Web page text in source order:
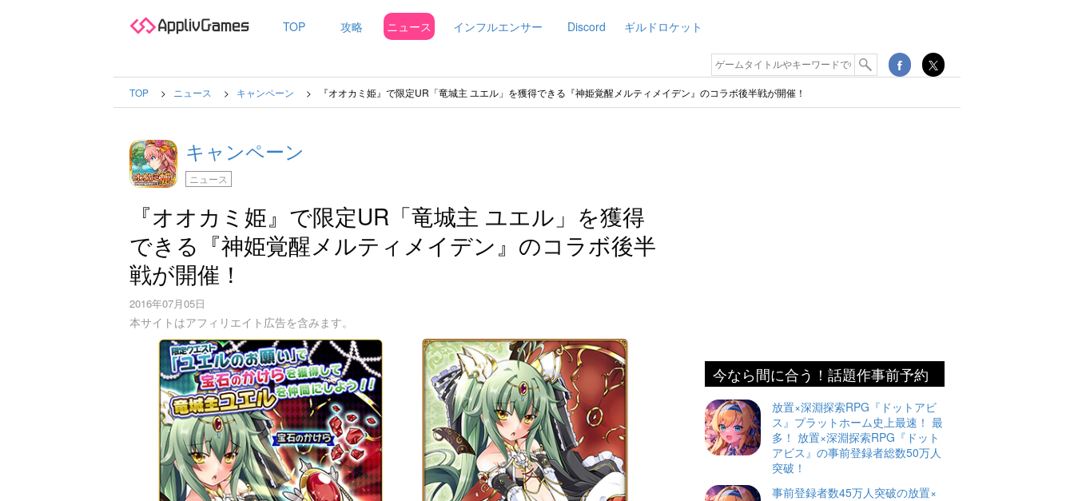
TOP 攻略 ニュース インフルエンサー Discord ギルドロケット
TOP ニュース キャンペーン 『オオカミ姫』で限定UR「竜城主 ユエル」を獲得できる『神姫覚醒メルティメイデン』のコラボ後半戦が開催！
キャンペーン
ニュース
『オオカミ姫』で限定UR「竜城主 ユエル」を獲得
できる『神姫覚醒メルティメイデン』のコラボ後半
戦が開催！
2016年07月05日
本サイトはアフィリエイト広告を含みます。
今なら間に合う！話題作事前予約
放置×深淵探索RPG『ドットアビ
ス』プラットホーム史上最速！ 最
多！ 放置×深淵探索RPG『ドット
アビス』の事前登録者総数50万人
突破！
事前登録者数45万人突破の放置×